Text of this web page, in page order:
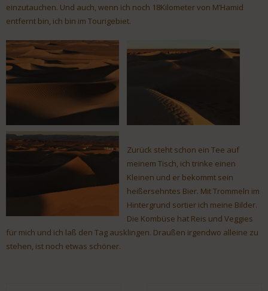
einzutauchen. Und auch, wenn ich noch 18Kilometer von M’Hamid
entfernt bin, ich bin im Tourigebiet.
Zurück steht schon ein Tee auf
meinem Tisch, ich trinke einen
Kleinen und er bekommt sein
heißersehntes Bier. Mit Trommeln im
Hintergrund sortier ich meine Bilder.
Die Kombüse hat Reis und Veggies
für mich und ich laß den Tag ausklingen. Draußen irgendwo alleine zu
stehen, ist noch etwas schöner.